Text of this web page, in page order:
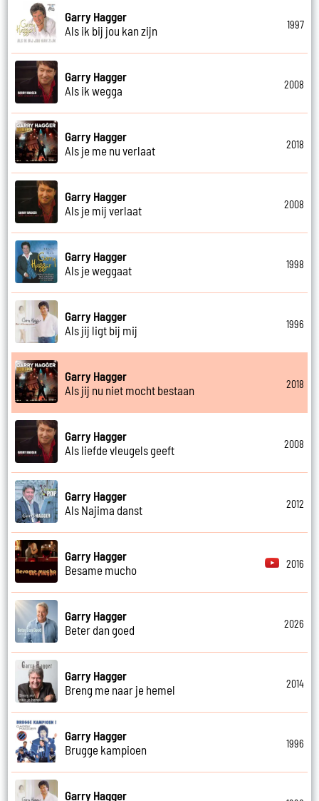
Garry Hagger
Als ik bij jou kan zijn
1997
Garry Hagger
Als ik wegga
2008
Garry Hagger
Als je me nu verlaat
2018
Garry Hagger
Als je mij verlaat
2008
Garry Hagger
Als je weggaat
1998
Garry Hagger
Als jij ligt bij mij
1996
Garry Hagger
Als jij nu niet mocht bestaan
2018
Garry Hagger
Als liefde vleugels geeft
2008
Garry Hagger
Als Najima danst
2012
Garry Hagger
Besame mucho
2016
Garry Hagger
Beter dan goed
2026
Garry Hagger
Breng me naar je hemel
2014
Garry Hagger
Brugge kampioen
1996
Garry Hagger